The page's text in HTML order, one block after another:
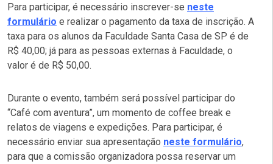
Para participar, é necessário inscrever-se neste
formulário e realizar o pagamento da taxa de inscrição. A
taxa para os alunos da Faculdade Santa Casa de SP é de
R$ 40,00; já para as pessoas externas à Faculdade, o
valor é de R$ 50,00.
Durante o evento, também será possível participar do
“Café com aventura”, um momento de coffee break e
relatos de viagens e expedições. Para participar, é
necessário enviar sua apresentação neste formulário,
para que a comissão organizadora possa reservar um